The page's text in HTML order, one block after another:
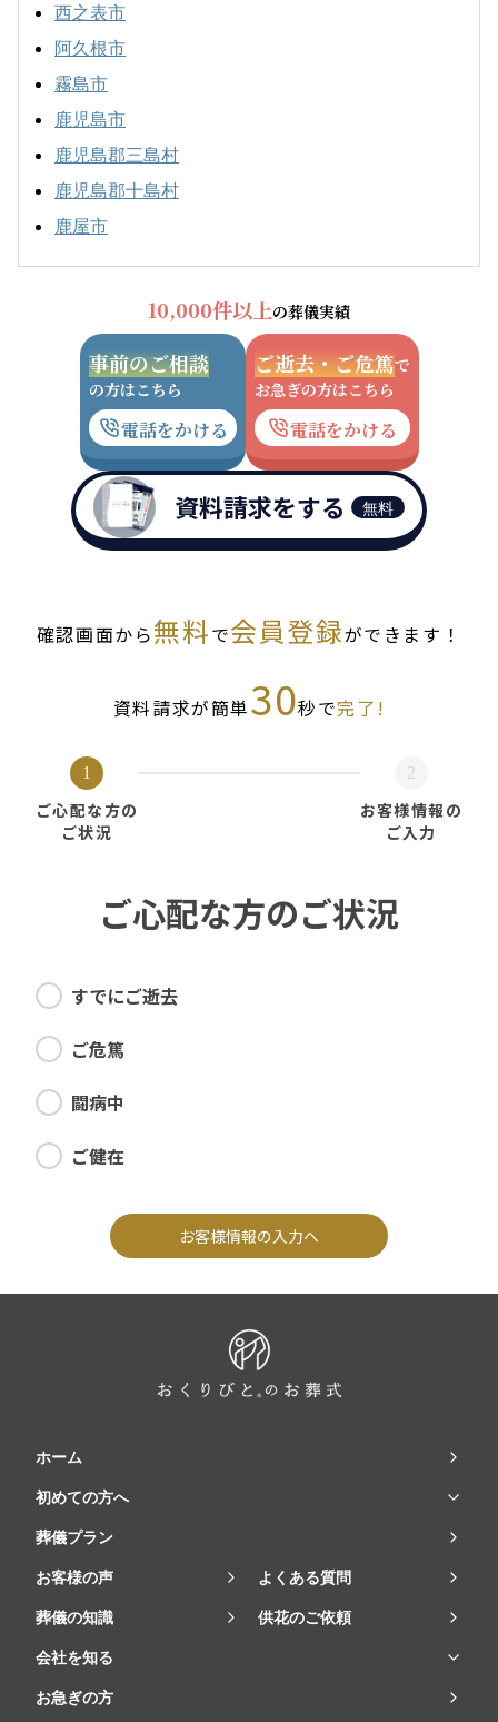
西之表市
阿久根市
霧島市
鹿児島市
鹿児島郡三島村
鹿児島郡十島村
鹿屋市
10,000件以上の葬儀実績
事前のご相談
の方はこちら
電話をかける
ご逝去・ご危篤で
お急ぎの方はこちら
電話をかける
資料請求をする 無料
確認画面から無料で会員登録ができます！
資料請求が簡単30秒で完了!
1
ご心配な方の
ご状況
2
お客様情報の
ご入力
ご心配な方のご状況
すでにご逝去
ご危篤
闘病中
ご健在
お客様情報の入力へ
ホーム
初めての方へ
葬儀プラン
お客様の声 よくある質問
葬儀の知識 供花のご依頼
会社を知る
お急ぎの方